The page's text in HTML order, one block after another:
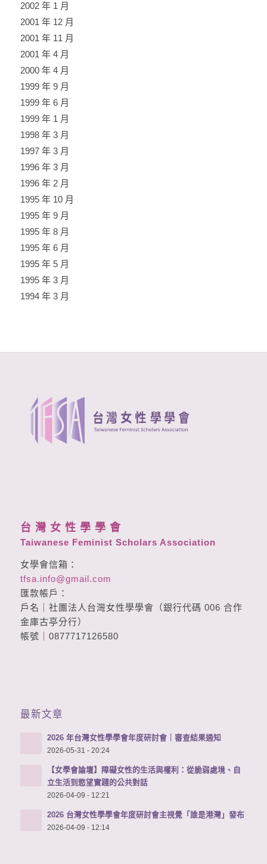
2002 年 1 月
2001 年 12 月
2001 年 11 月
2001 年 4 月
2000 年 4 月
1999 年 9 月
1999 年 6 月
1999 年 1 月
1998 年 3 月
1997 年 3 月
1996 年 3 月
1996 年 2 月
1995 年 10 月
1995 年 9 月
1995 年 8 月
1995 年 6 月
1995 年 5 月
1995 年 3 月
1994 年 3 月
台 灣 女 性 學 學 會
Taiwanese Feminist Scholars Association
女學會信箱：
tfsa.info@gmail.com
匯款帳戶：
戶名｜社團法人台灣女性學學會（銀行代碼 006 合作
金庫古亭分行）
帳號｜0877717126580
最新文章
2026 年台灣女性學學會年度研討會｜審查結果通知
2026-05-31 - 20:24
【女學會論壇】障礙女性的生活與權利：從脆弱處境、自
立生活到慾望實踐的公共對話
2026-04-09 - 12:21
2026 台灣女性學學會年度研討會主視覺「誰是港灣」發布
2026-04-09 - 12:14